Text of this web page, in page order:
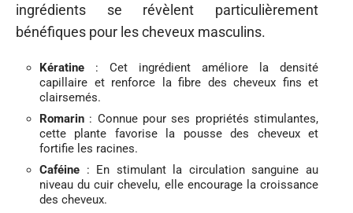
ingrédients se révèlent particulièrement
bénéfiques pour les cheveux masculins.
Kératine : Cet ingrédient améliore la densité
capillaire et renforce la fibre des cheveux fins et
clairsemés.
Romarin : Connue pour ses propriétés stimulantes,
cette plante favorise la pousse des cheveux et
fortifie les racines.
Caféine : En stimulant la circulation sanguine au
niveau du cuir chevelu, elle encourage la croissance
des cheveux.